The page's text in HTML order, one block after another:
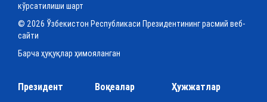
кўрсатилиши шарт
© 2026 Ўзбекистон Республикаси Президентининг расмий веб-
сайти
Барча ҳуқуқлар ҳимояланган
Президент Воқеалар Ҳужжатлар